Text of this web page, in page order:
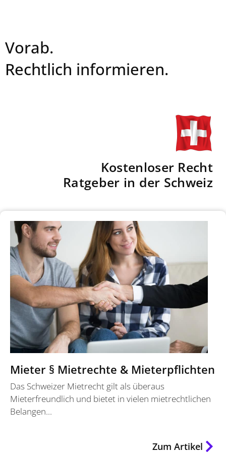
Vorab.
Rechtlich informieren.
Kostenloser Recht
Ratgeber in der Schweiz
Mieter § Mietrechte & Mieterpflichten
Das Schweizer Mietrecht gilt als überaus
Mieterfreundlich und bietet in vielen mietrechtlichen
Belangen...
Zum Artikel